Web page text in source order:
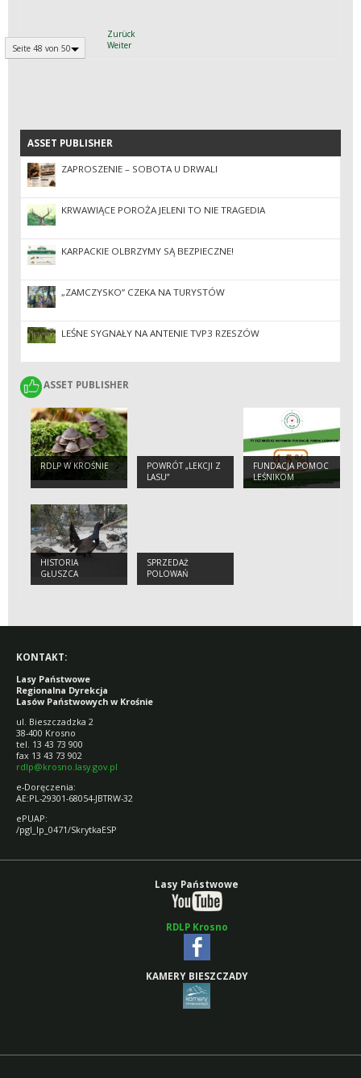
Seite 48 von 50
Zurück
Weiter
ASSET PUBLISHER
ASSET PUBLISHER
ZAPROSZENIE – SOBOTA U DRWALI
KRWAWIĄCE POROŻA JELENI TO NIE TRAGEDIA
KARPACKIE OLBRZYMY SĄ BEZPIECZNE!
„ZAMCZYSKO” CZEKA NA TURYSTÓW
LEŚNE SYGNAŁY NA ANTENIE TVP3 RZESZÓW
ASSET PUBLISHER
ASSET PUBLISHER
RDLP W KROŚNIE
POWRÓT „LEKCJI Z
LASU”
FUNDACJA POMOC
LEŚNIKOM
HISTORIA
GŁUSZCA
SPRZEDAŻ
POLOWAŃ
KONTAKT:
Lasy Państwowe
Regionalna Dyrekcja
Lasów Państwowych w Krośnie
ul. Bieszczadzka 2
38-400 Krosno
tel. 13 43 73 900
fax 13 43 73 902
rdlp@krosno.lasy.gov.pl
e-Doręczenia:
AE:PL-29301-68054-JBTRW-32
ePUAP:
/pgl_lp_0471/SkrytkaESP
Lasy Państwowe
RDLP Krosno
KAMERY BIESZCZADY